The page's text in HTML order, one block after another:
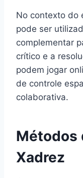
No contexto do
pode ser
complementar
crítico e a
podem jogar
de controle
colaborativa.
Métodos
Xadrez